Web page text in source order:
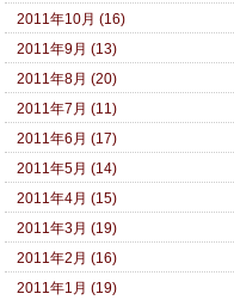
2011年10月 (16)
2011年9月 (13)
2011年8月 (20)
2011年7月 (11)
2011年6月 (17)
2011年5月 (14)
2011年4月 (15)
2011年3月 (19)
2011年2月 (16)
2011年1月 (19)